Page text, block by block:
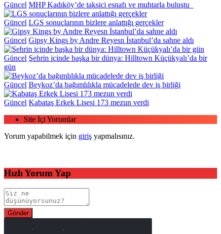
Güncel MHP Kadıköy’de taksici esnafı ve muhtarla buluştu
Güncel LGS sonuçlarının bizlere anlattığı gerçekler
Güncel Gipsy Kings by Andre Reyesn İstanbul’da sahne aldı
Güncel Şehrin içinde başka bir dünya: Hilltown Küçükyalı’da bir
gün
Güncel Beykoz’da bağımlılıkla mücadelede dev iş birliği
Güncel Kabataş Erkek Lisesi 173 mezun verdi
Site İçi Yorumlar
Yorum yapabilmek için giriş yapmalısınız.
Hızlı Yorum Yap